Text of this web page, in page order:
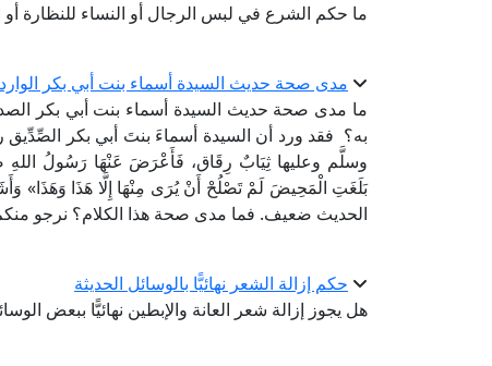
ما حكم الشرع في لبس الرجال أو النساء للنظارة أو
مدى صحة حديث السيدة أسماء بنت أبي بكر
ما مدى صحة حديث السيدة أسماء بنت أبي بكر
به؟ فقد ورد أن السيدة أسماءَ بنتَ أبي بكر
وسلَّم وعليها ثِيَابٌ رِقَاق، فَأَعْرَضَ عَنْهَا رَسُولُ اللهِ
بَلَغَتِ الْمَحِيضَ لَمْ تَصْلُحْ أَنْ يُرَى مِنْهَا إِلَّا هَذَا
الحديث ضعيف. فما مدى صحة هذا الكلام؟ نرجو منكم
حكم إزالة الشعر نهائيًّا بالوسائل الحديثة
هل يجوز إزالة شعر العانة والإبطين نهائيًّا ببعض